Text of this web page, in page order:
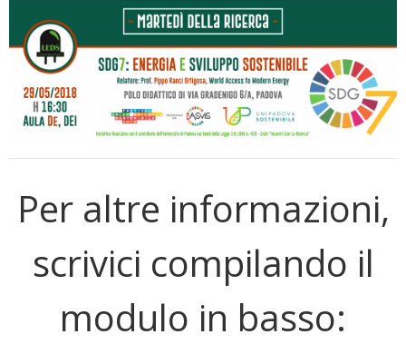
Per altre informazioni,
scrivici compilando il
modulo in basso: